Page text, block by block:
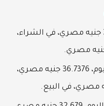
سعر اليورو اليوم، 32.5168 جنيه مصري، في الشراء،
سعر الجنيه الإسترليني اليوم، 36.7376 جنيه مصري،